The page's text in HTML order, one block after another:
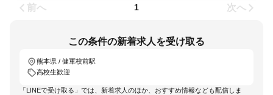
前へ 1 次へ
この条件の新着求人を受け取る
熊本県 / 健軍校前駅
高校生歓迎
「LINEで受け取る」では、新着求人のほか、おすすめ情報なども配信しま